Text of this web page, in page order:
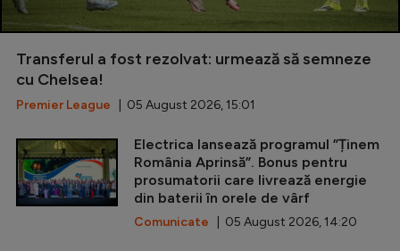
Transferul a fost rezolvat: urmează să semneze
cu Chelsea!
Premier League | 05 August 2026, 15:01
Electrica lansează programul ”Ținem
România Aprinsă”. Bonus pentru
prosumatorii care livrează energie
din baterii în orele de vârf
Comunicate | 05 August 2026, 14:20